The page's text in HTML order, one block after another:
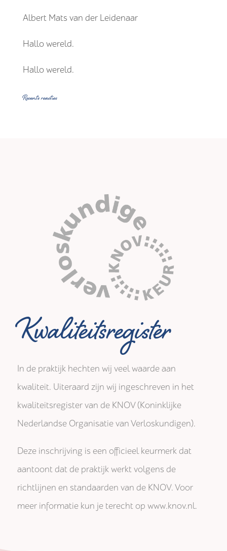
Albert Mats van der Leidenaar
Hallo wereld.
Hallo wereld.
Recente reacties
Kwaliteitsregister
In de praktijk hechten wij veel waarde aan
kwaliteit. Uiteraard zijn wij ingeschreven in het
kwaliteitsregister van de KNOV (Koninklijke
Nederlandse Organisatie van Verloskundigen).
Deze inschrijving is een officieel keurmerk dat
aantoont dat de praktijk werkt volgens de
richtlijnen en standaarden van de KNOV. Voor
meer informatie kun je terecht op www.knov.nl.